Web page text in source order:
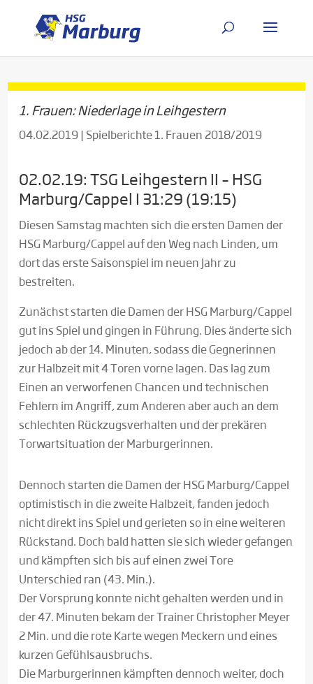
1. Frauen: Niederlage in Leihgestern
04.02.2019| Spielberichte 1. Frauen 2018/2019
02.02.19: TSG Leihgestern II – HSG
Marburg/Cappel I 31:29 (19:15)
Diesen Samstag machten sich die ersten Damen der
HSG Marburg/Cappel auf den Weg nach Linden, um
dort das erste Saisonspiel im neuen Jahr zu
bestreiten.
Zunächst starten die Damen der HSG Marburg/Cappel
gut ins Spiel und gingen in Führung. Dies änderte sich
jedoch ab der 14. Minuten, sodass die Gegnerinnen
zur Halbzeit mit 4 Toren vorne lagen. Das lag zum
Einen an verworfenen Chancen und technischen
Fehlern im Angriff, zum Anderen aber auch an dem
schlechten Rückzugsverhalten und der prekären
Torwartsituation der Marburgerinnen.
Dennoch starten die Damen der HSG Marburg/Cappel
optimistisch in die zweite Halbzeit, fanden jedoch
nicht direkt ins Spiel und gerieten so in eine weiteren
Rückstand. Doch bald hatten sie sich wieder gefangen
und kämpften sich bis auf einen zwei Tore
Unterschied ran (43. Min.).
Der Vorsprung konnte nicht gehalten werden und in
der 47. Minuten bekam der Trainer Christopher Meyer
2 Min. und die rote Karte wegen Meckern und eines
kurzen Gefühlsausbruchs.
Die Marburgerinnen kämpften dennoch weiter, doch